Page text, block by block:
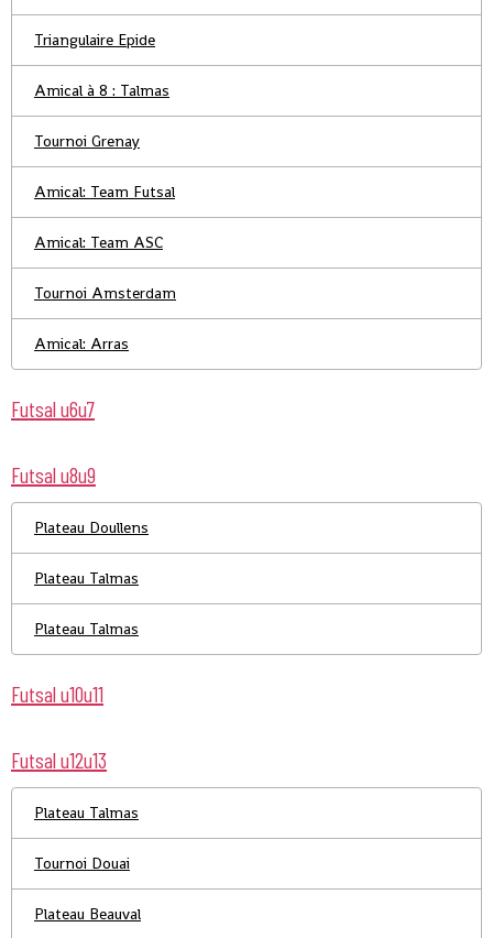
Triangulaire Epide
Amical à 8 : Talmas
Tournoi Grenay
Amical: Team Futsal
Amical: Team ASC
Tournoi Amsterdam
Amical: Arras
Futsal u6u7
Futsal u8u9
Plateau Doullens
Plateau Talmas
Plateau Talmas
Futsal u10u11
Futsal u12u13
Plateau Talmas
Tournoi Douai
Plateau Beauval